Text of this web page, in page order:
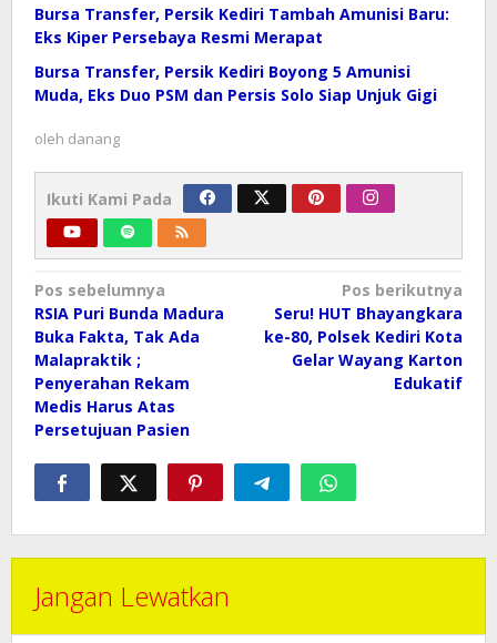
Bursa Transfer, Persik Kediri Tambah Amunisi Baru:
Eks Kiper Persebaya Resmi Merapat
Bursa Transfer, Persik Kediri Boyong 5 Amunisi
Muda, Eks Duo PSM dan Persis Solo Siap Unjuk Gigi
oleh danang
Ikuti Kami Pada
Navigasi
pos
Pos sebelumnya
RSIA Puri Bunda Madura
Buka Fakta, Tak Ada
Malapraktik ;
Penyerahan Rekam
Medis Harus Atas
Persetujuan Pasien
Pos berikutnya
Seru! HUT Bhayangkara
ke-80, Polsek Kediri Kota
Gelar Wayang Karton
Edukatif
Jangan Lewatkan